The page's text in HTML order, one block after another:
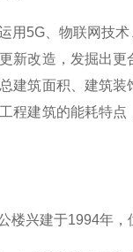
用5G、物联网技
新改造，发掘出
建筑面积、建筑
程建筑的能耗特
楼兴建于1994年